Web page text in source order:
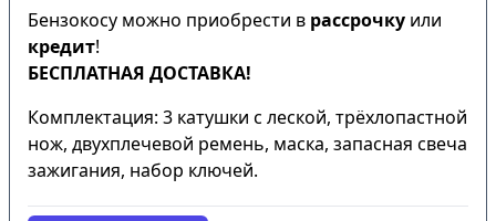
Бензокосу можно приобрести в рассрочку или
кредит!
БЕСПЛАТНАЯ ДОСТАВКА!
Комплектация: 3 катушки с леской, трёхлопастной
нож, двухплечевой ремень, маска, запасная свеча
зажигания, набор ключей.